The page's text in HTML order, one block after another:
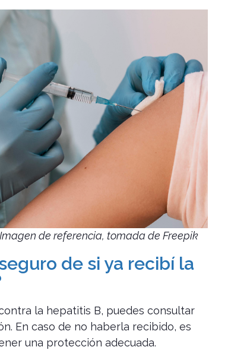
Imagen de referencia, tomada de Freepik
de si ya recibí la
la hepatitis B, puedes consultar
En caso de no haberla recibido, es
una protección adecuada.